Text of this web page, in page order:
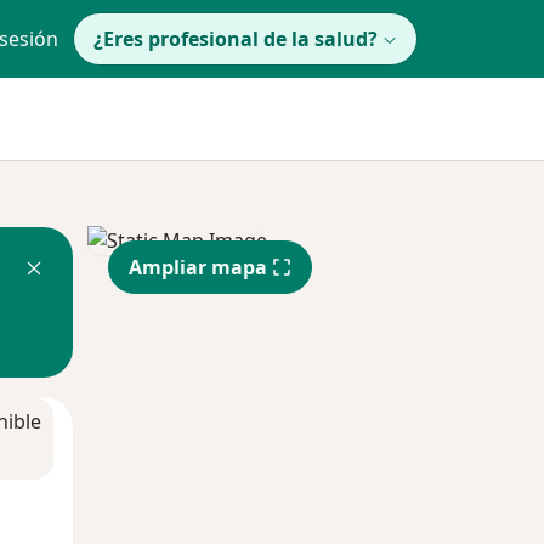
¿Eres profesional de la salud?
Ampliar mapa